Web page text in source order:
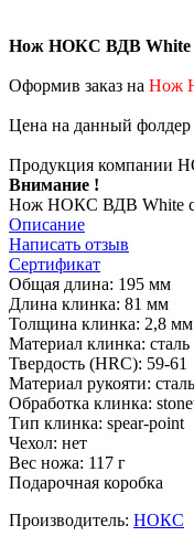
Нож НОКС ВДВ White
Оформив заказ на Нож
Цена на данный фолдер
Продукция компании
Внимание !
Нож НОКС ВДВ White
Описание
Написать отзыв
Сертификат
Общая длина: 195 мм
Длина клинка: 81 мм
Толщина клинка: 2,8 мм
Материал клинка:
Твердость (HRC): 59-61
Материал рукояти: сталь
Обработка клинка:
Тип клинка: spear-point
Чехол: нет
Вес ножа: 117 г
Подарочная коробка
Производитель: НОКС